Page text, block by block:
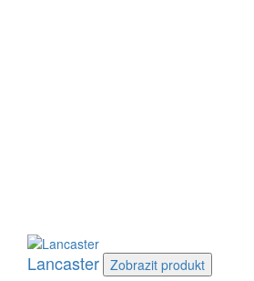
Lancaster Zobrazit produkt